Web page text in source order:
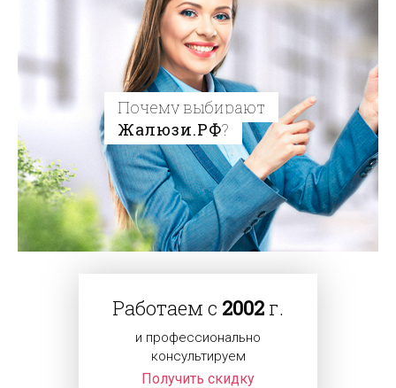
Почему выбирают
Жалюзи.РФ?
Работаем с 2002 г.
и профессионально
консультируем
Получить скидку